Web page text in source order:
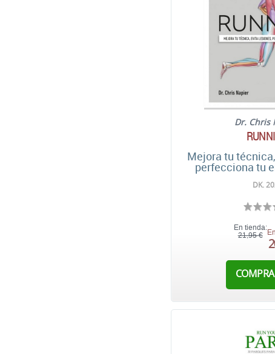
Dr. Chris
Mejora tu
perfecciona tu
DK.
En tienda:
21,95 €